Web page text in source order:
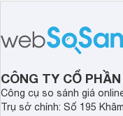
chọn đáng cân nhắc.
CÔNG TY CỔ
Công cụ so sánh giá
Trụ sở chính: Số 195